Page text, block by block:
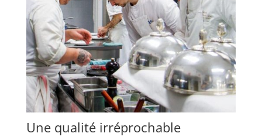
Une qualité irréprochable